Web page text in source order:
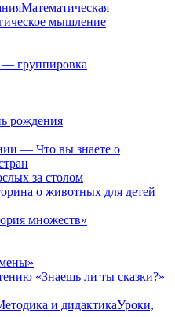
Математическая
мышление
— группировка
рождения
— Что вы знаете о
за столом
о животных для детей
множеств»
«Знаешь ли ты сказки?»
и дидактикаУроки,